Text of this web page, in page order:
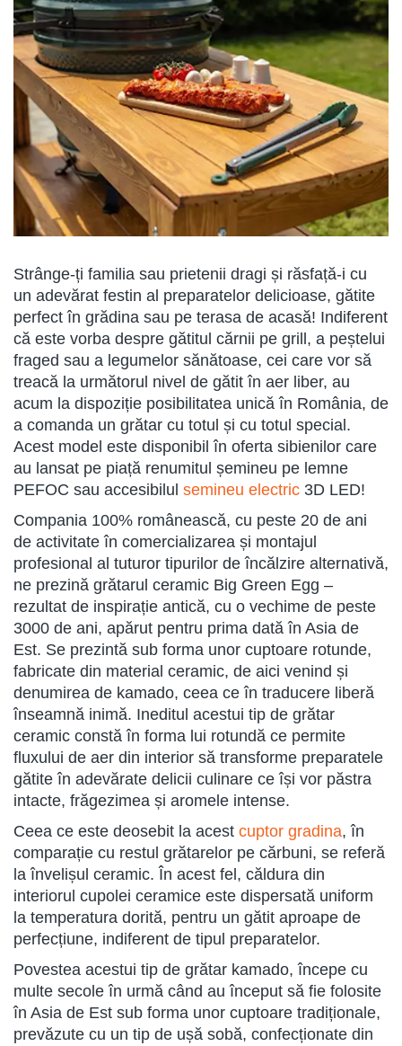
Strânge-ți familia sau prietenii dragi și răsfață-i cu
un adevărat festin al preparatelor delicioase, gătite
perfect în grădina sau pe terasa de acasă! Indiferent
că este vorba despre gătitul cărnii pe grill, a peștelui
fraged sau a legumelor sănătoase, cei care vor să
treacă la următorul nivel de gătit în aer liber, au
acum la dispoziție posibilitatea unică în România, de
a comanda un grătar cu totul și cu totul special.
Acest model este disponibil în oferta sibienilor care
au lansat pe piață renumitul șemineu pe lemne
PEFOC sau accesibilul semineu electric 3D LED!
Compania 100% românească, cu peste 20 de ani
de activitate în comercializarea și montajul
profesional al tuturor tipurilor de încălzire alternativă,
ne prezină grătarul ceramic Big Green Egg –
rezultat de inspirație antică, cu o vechime de peste
3000 de ani, apărut pentru prima dată în Asia de
Est. Se prezintă sub forma unor cuptoare rotunde,
fabricate din material ceramic, de aici venind și
denumirea de kamado, ceea ce în traducere liberă
înseamnă inimă. Ineditul acestui tip de grătar
ceramic constă în forma lui rotundă ce permite
fluxului de aer din interior să transforme preparatele
gătite în adevărate delicii culinare ce își vor păstra
intacte, frăgezimea și aromele intense.
Ceea ce este deosebit la acest cuptor gradina, în
comparație cu restul grătarelor pe cărbuni, se referă
la învelișul ceramic. În acest fel, căldura din
interiorul cupolei ceramice este dispersată uniform
la temperatura dorită, pentru un gătit aproape de
perfecțiune, indiferent de tipul preparatelor.
Povestea acestui tip de grătar kamado, începe cu
multe secole în urmă când au început să fie folosite
în Asia de Est sub forma unor cuptoare tradiționale,
prevăzute cu un tip de ușă sobă, confecționate din